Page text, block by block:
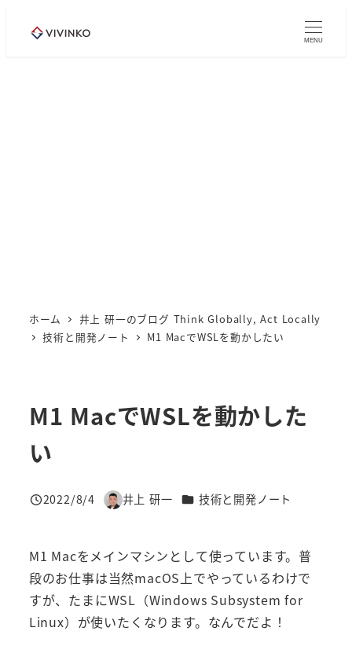
MENU
ホーム
井上 研一のブログ Think Globally, Act Locally
技術と開発ノート
M1 MacでWSLを動かしたい
M1 MacでWSLを動かした
い
投稿日
2022/8/4
著
井上 研一 カテゴリー
技術と開発ノート
M1 Macをメインマシンとして使っています。普
段のお仕事は当然macOS上でやっているわけで
すが、たまにWSL（Windows Subsystem for
Linux）が使いたくなります。なんでだよ！